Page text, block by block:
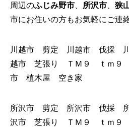
周辺のふじみ野市 所沢市 狭
市にお住いの方もお気軽にご連
川越市 剪定 川越市 伐採
越市 芝張り ＴＭ９ ｔｍ
市 植木屋 空き家
所沢市 剪定 所沢市 伐採
沢市 芝張り ＴＭ９ ｔｍ